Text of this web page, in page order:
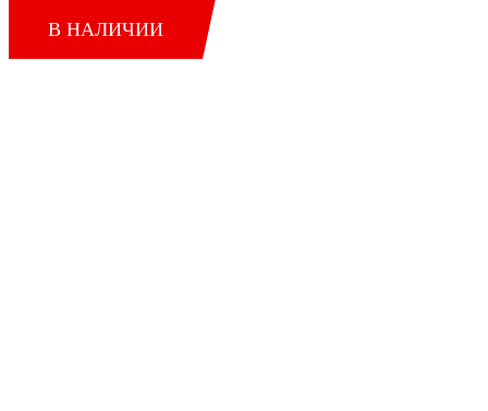
В НАЛИЧИИ
Sale 4%